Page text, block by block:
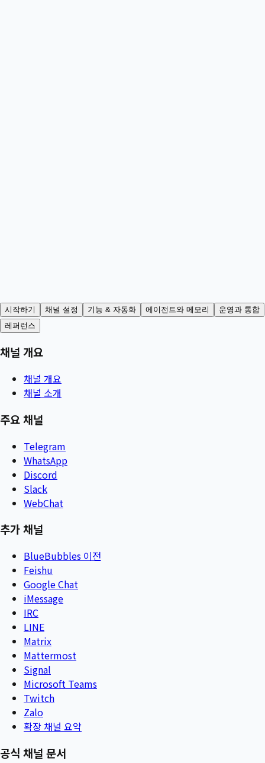
시작하기 채널 설정 기능 & 자동화 에이전트와 메모리
운영과 통합
레퍼런스
채널 개요
채널 개요
채널 소개
주요 채널
Telegram
WhatsApp
Discord
Slack
WebChat
추가 채널
BlueBubbles 이전
Feishu
Google Chat
iMessage
IRC
LINE
Matrix
Mattermost
Signal
Microsoft Teams
Twitch
Zalo
확장 채널 요약
공식 채널 문서